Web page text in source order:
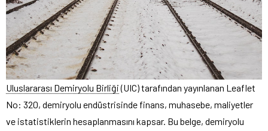
Uluslararası Demiryolu Birliği(UIC) tarafından yayınlanan Leaflet
No: 320, demiryolu endüstrisinde finans, muhasebe, maliyetler
ve istatistiklerin hesaplanmasını kapsar. Bu belge, demiryolu